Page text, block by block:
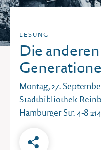
LESUNG
Die
Montag, 27.
Stadtbibliothek
Hamburger Str. 4-8